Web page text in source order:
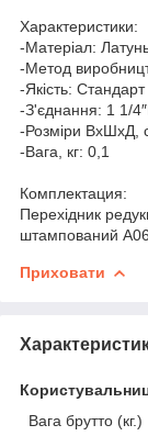
Характеристики:
-Матеріал:
-Метод
-Якість: Стандарт
-З'єднання: 1 1/
-Розміри ВхШхД,
-Вага, кг: 0,1
Комплектация:
Перехідник
штампований
Приховати
Вага брутто (кг.)